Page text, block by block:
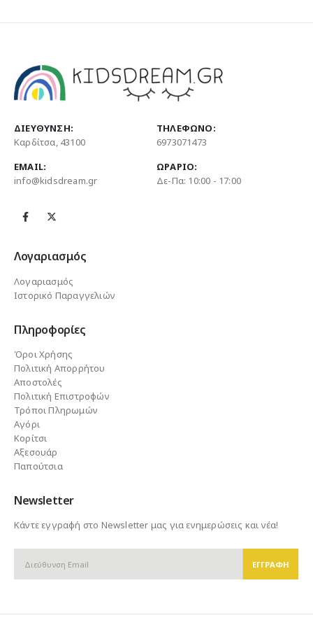
ΔΙΕΎΘΥΝΣΗ:
Καρδίτσα, 43100
ΤΗΛΈΦΩΝΟ:
6973071473
EMAIL:
info@kidsdream.gr
ΩΡΆΡΙΟ:
Δε-Πα: 10:00 - 17:00
Λογαριασμός
Λογαριασμός
Ιστορικό Παραγγελιών
Πληροφορίες
Όροι Χρήσης
Πολιτική Απορρήτου
Αποστολές
Πολιτική Επιστροφών
Τρόποι Πληρωμών
Αγόρι
Κορίτσι
Αξεσουάρ
Παπούτσια
Newsletter
Κάντε εγγραφή στο Newsletter μας για ενημερώσεις και νέα!